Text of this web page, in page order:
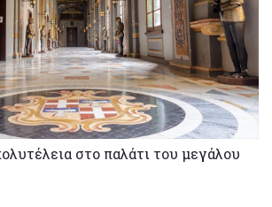
στο παλάτι του μεγάλου